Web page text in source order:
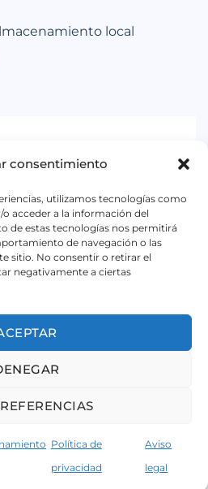
consentimiento
utilizamos tecnologías como
acceder a la información del
de estas tecnologías nos permitirá
de navegación o las
sitio. No consentir o retirar el
negativamente a ciertas
Política de
privacidad
Aviso
legal
local
por la Consejería de
Autónomo de la
la convocatoria para el
a impulsar el
y artesano, a
la artesanía en Andalucía.